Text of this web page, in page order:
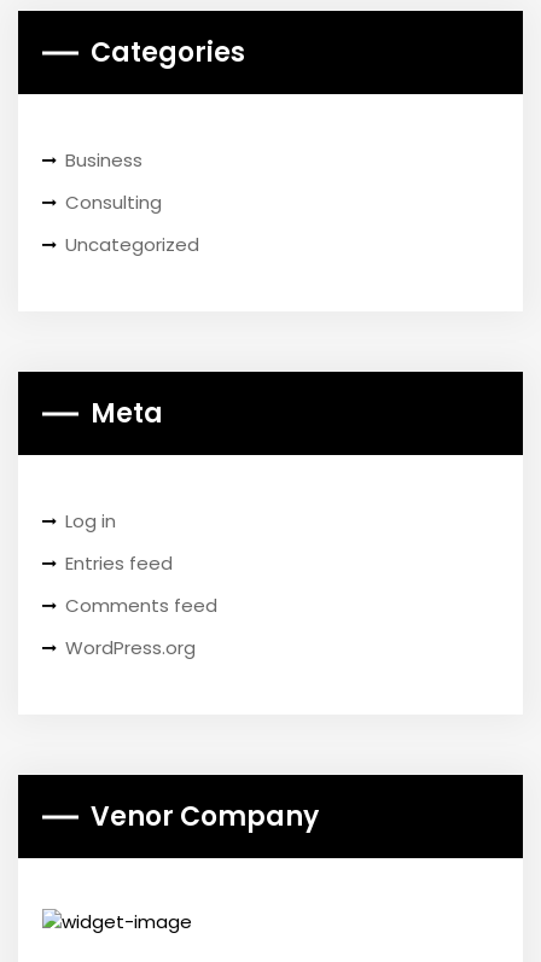
Categories
Business
Consulting
Uncategorized
Meta
Log in
Entries feed
Comments feed
WordPress.org
Venor Company